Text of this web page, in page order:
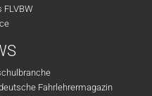
FLVBW
Fahrlehrermagazin